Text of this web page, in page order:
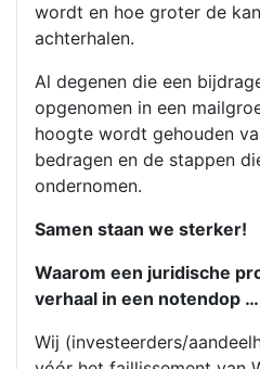
wordt en hoe groter de
achterhalen.
Al degenen die een
opgenomen in een
hoogte wordt gehouden
bedragen en de stappen
ondernomen.
Samen staan we sterker!
Waarom een juridische
verhaal in een notendop …
Wij (investeerders/